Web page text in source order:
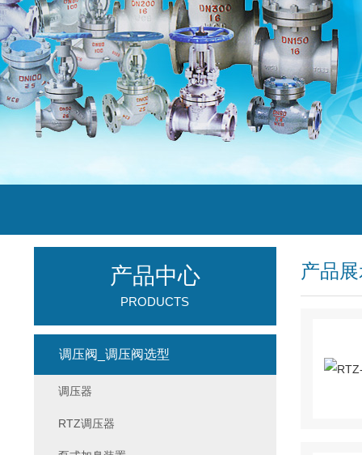
产品
产品中心
PRODUCTS
调压阀_调压阀选型
调压器
RTZ调压器